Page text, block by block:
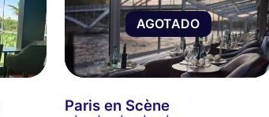
AGOTADO
Paris en Scène